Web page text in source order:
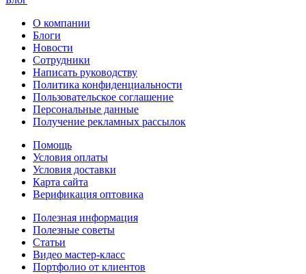
О компании
Блоги
Новости
Сотрудники
Написать руководству
Политика конфиденциальности
Пользовательское соглашение
Персональные данные
Получение рекламных рассылок
Помощь
Условия оплаты
Условия доставки
Карта сайта
Верификация оптовика
Полезная информация
Полезные советы
Статьи
Видео мастер-класс
Портфолио от клиентов